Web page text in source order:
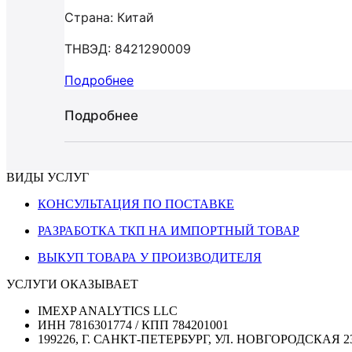
Страна: Китай
ТНВЭД: 8421290009
Подробнее
Подробнее
ВИДЫ УСЛУГ
КОНСУЛЬТАЦИЯ ПО ПОСТАВКЕ
РАЗРАБОТКА ТКП НА ИМПОРТНЫЙ ТОВАР
ВЫКУП ТОВАРА У ПРОИЗВОДИТЕЛЯ
УСЛУГИ ОКАЗЫВАЕТ
IMEXP ANALYTICS LLC
ИНН 7816301774 / КПП 784201001
199226, Г. САНКТ-ПЕТЕРБУРГ, УЛ. НОВГОРОДСКАЯ